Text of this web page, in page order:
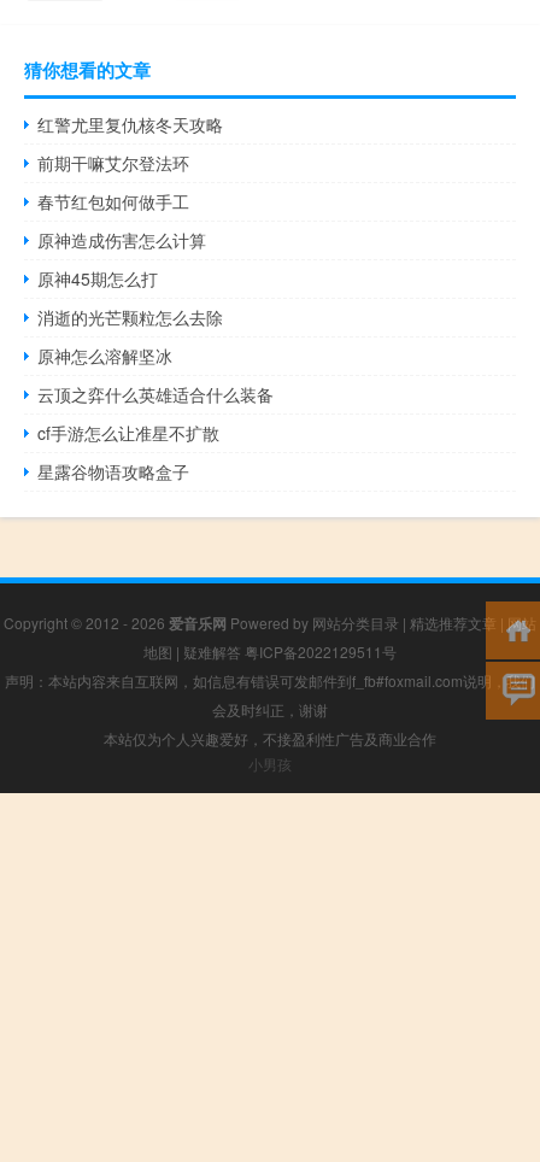
猜你想看的文章
红警尤里复仇核冬天攻略
前期干嘛艾尔登法环
春节红包如何做手工
原神造成伤害怎么计算
原神45期怎么打
消逝的光芒颗粒怎么去除
原神怎么溶解坚冰
云顶之弈什么英雄适合什么装备
cf手游怎么让准星不扩散
星露谷物语攻略盒子
Copyright © 2012 - 2026 爱音乐网 Powered by 网站分类目录 | 精选推荐文章 | 网站
地图 | 疑难解答 粤ICP备2022129511号
声明：本站内容来自互联网，如信息有错误可发邮件到f_fb#foxmail.com说明，我们
会及时纠正，谢谢
本站仅为个人兴趣爱好，不接盈利性广告及商业合作
小男孩